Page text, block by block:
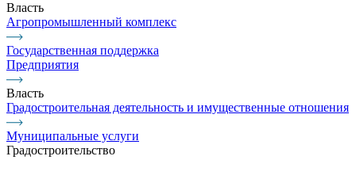
Власть
Агропромышленный комплекс
Государственная поддержка
Предприятия
Власть
Градостроительная деятельность и имущественные отношения
Муниципальные услуги
Градостроительство